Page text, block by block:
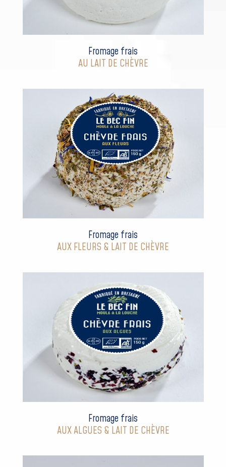
Fromage frais
AU LAIT DE CHÈVRE
Fromage frais
AUX FLEURS & LAIT DE CHÈVRE
Fromage frais
AUX ALGUES & LAIT DE CHÈVRE